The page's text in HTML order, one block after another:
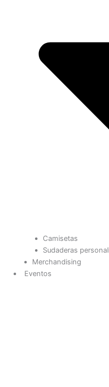
Camisetas
Sudaderas
Merchandising
Eventos